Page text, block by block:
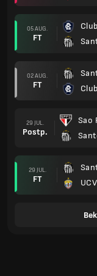
05 AUG.
FT
02 AUG.
FT
29 JUL.
Postp.
Sao
29 JUL.
FT